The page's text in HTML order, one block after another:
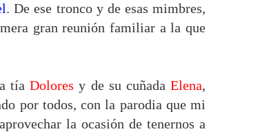
. De ese tronco y de esas mimbres,
gran reunión familiar a la que
tíaDolores y de su cuñadaElena,
por todos, con la parodia que mi
la ocasión de tenernos a